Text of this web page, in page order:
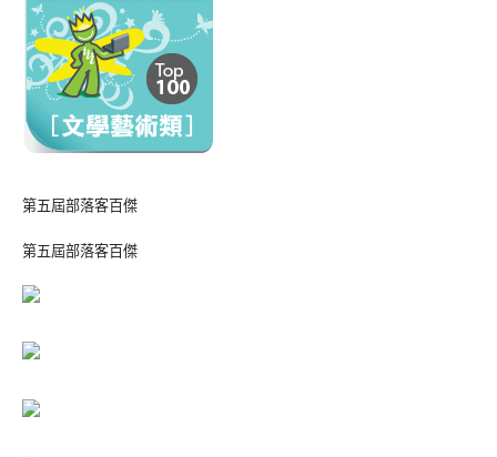
第五屆部落客百傑
第五屆部落客百傑